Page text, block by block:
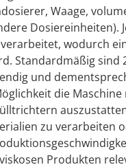
Waage,
Dosiereinheiten).
wodurch
Standardmäßig sind
und
die Maschine
zu verarbeiten
Produkten